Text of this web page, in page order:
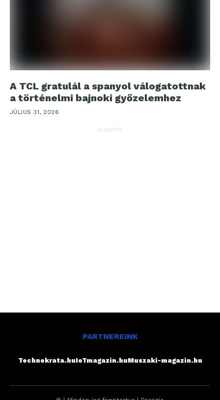
A TCL gratulál a spanyol válogatottnak
a történelmi bajnoki győzelemhez
JÚLIUS 31, 2026
HIRDETÉS
PARTNEREINK
Technokrata.huIoTmagazin.huMuszaki-magazin.hu